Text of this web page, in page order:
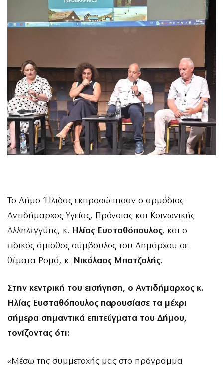
Το Δήμο Ήλιδας εκπροσώπησαν ο αρμόδιος
Αντιδήμαρχος Υγείας, Πρόνοιας και Κοινωνικής
Αλληλεγγύης, κ. Ηλίας Ευσταθόπουλος, και ο
ειδικός άμισθος σύμβουλος του Δημάρχου σε
θέματα Ρομά, κ. Νικόλαος Μπατζαλής.
Στην κεντρική του εισήγηση, ο Αντιδήμαρχος κ.
Ηλίας Ευσταθόπουλος παρουσίασε τα μέχρι
σήμερα σημαντικά επιτεύγματα του Δήμου,
τονίζοντας ότι:
«Μέσω της συμμετοχής μας στο πρόγραμμα